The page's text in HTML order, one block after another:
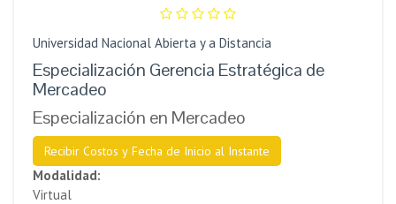
Universidad Nacional Abierta y a Distancia
Especialización Gerencia Estratégica de
Mercadeo
Especialización en Mercadeo
Recibir Costos y Fecha de Inicio al Instante
Modalidad:
Virtual